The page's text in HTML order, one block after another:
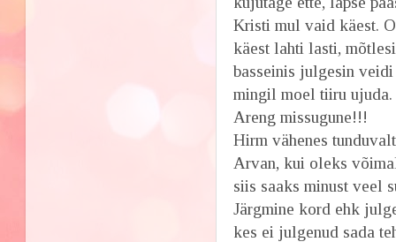
Kristi mul vaid käest.
käest lahti lasti,
basseinis julgesin
mingil moel tiiru ujuda.
Areng missugune!!!
Hirm vähenes
Arvan, kui oleks
siis saaks minust veel
Järgmine kord ehk
kes ei julgenud sada